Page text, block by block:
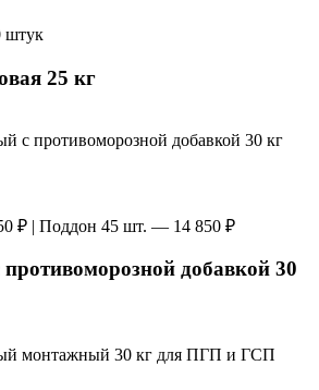
штук
25 кг
₽ | Поддон 45 шт. — 14 850 ₽
добавкой 30